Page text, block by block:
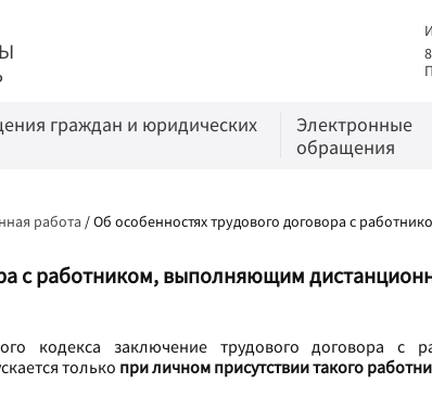
граждан и юридических
Электронные
обращения
работа /Об особенностях трудового договора с
с работником, выполняющим
кодекса заключение трудового договора с
только при личном присутствии такого